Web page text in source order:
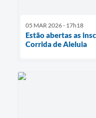
05 MAR 2026 - 17h18
Estão abertas as
Corrida de Aleluia